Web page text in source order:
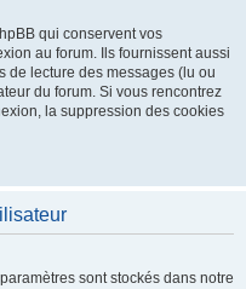
qui conservent vos
au forum. Ils fournissent aussi
de lecture des messages (lu ou
du forum. Si vous rencontrez
la suppression des cookies
sont stockés dans notre